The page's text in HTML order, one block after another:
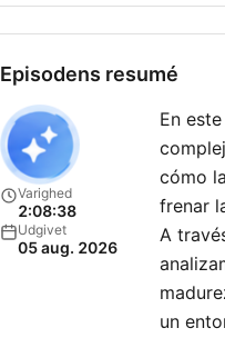
Episodens resumé
Varighed
2:08:38
Udgivet
05 aug. 2026
En
cómo
frenar
A
un